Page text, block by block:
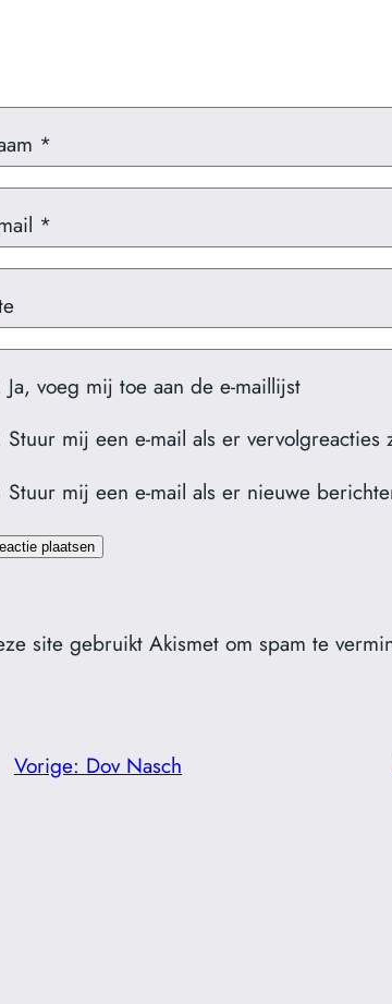
*
*
Ja, voeg mij toe aan de e-maillijst
Stuur mij een e-mail als er vervolgreacties
Stuur mij een e-mail als er nieuwe
site gebruikt Akismet om spam te
Vorige: Dov Nasch